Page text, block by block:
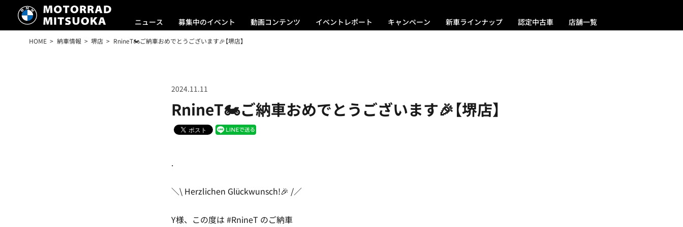
ニュース 募集中のイベント 動画コンテンツ イベントレポート キャンペーン 新車ラインナップ 認定中古車 店舗一覧
HOME 納車情報 堺店 RnineT🏍ご納車おめでとうございます🎉【堺店】
RnineT🏍ご納車おめでとうございます🎉【堺店】
2024.11.11
.
＼\ Herzlichen Glückwunsch!🎉 /／
Y様、この度は #RnineT のご納車